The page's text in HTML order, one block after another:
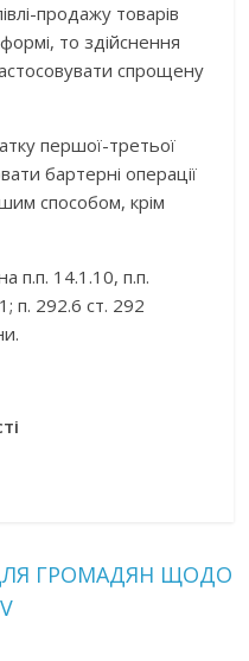
продажу товарів
то здійснення
спрощену
першої-третьої
бартерні операції
способом, крім
п.п. 14.1.10, п.п.
п. 292.6 ст. 292
ГРОМАДЯН ЩОДО